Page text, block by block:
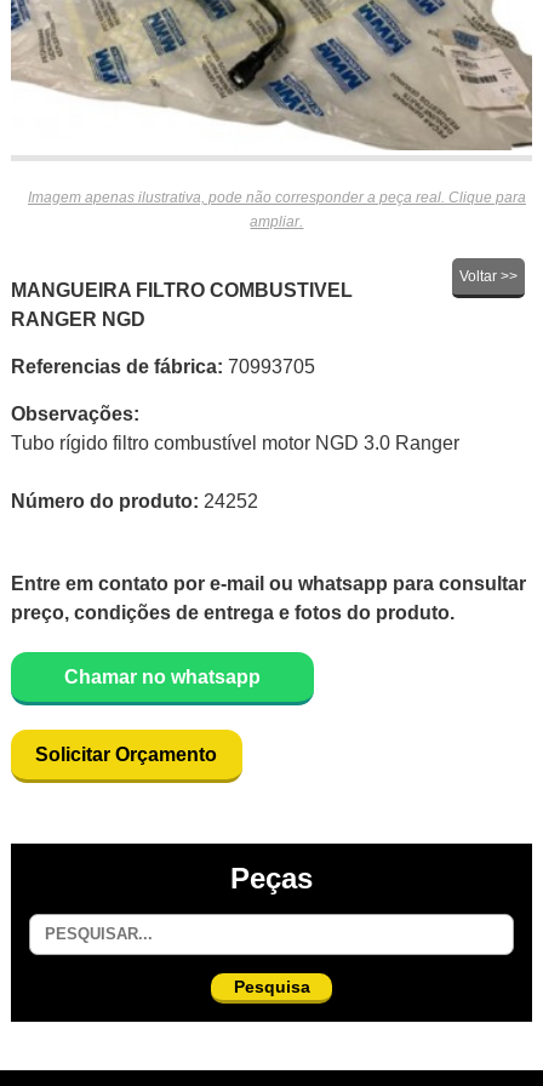
Imagem apenas ilustrativa, pode não corresponder a peça real. Clique para
ampliar.
Voltar >>
MANGUEIRA FILTRO COMBUSTIVEL
RANGER NGD
Referencias de fábrica: 70993705
Observações:
Tubo rígido filtro combustível motor NGD 3.0 Ranger
Número do produto: 24252
Entre em contato por e-mail ou whatsapp para consultar
preço, condições de entrega e fotos do produto.
Chamar no whatsapp
Solicitar Orçamento
Peças
Pesquisa